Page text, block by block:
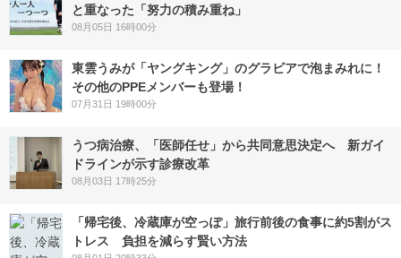
と重なった「努力の積み重ね」
08月05日 16時00分
東雲うみが「ヤングキング」のグラビアで泡まみれに！
その他のPPEメンバーも登場！
07月31日 19時00分
うつ病治療、「医師任せ」から共同意思決定へ 新ガイ
ドラインが示す診療改革
08月03日 17時25分
「帰宅後、冷蔵庫が空っぽ」旅行前後の食事に約5割がス
トレス 負担を減らす賢い方法